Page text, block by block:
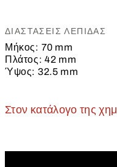
ΔΙΑΣΤΆΣΕΙΣ ΛΕΠΊΔΑΣ
Μήκος: 70 mm
Πλάτος: 42 mm
Ύψος: 32.5 mm
Στον κατάλογο της